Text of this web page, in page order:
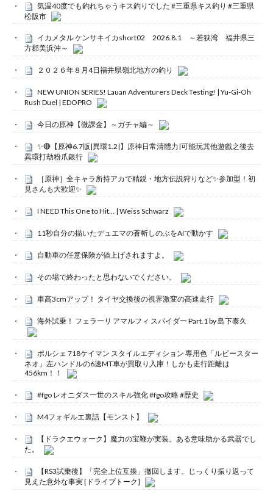
気温40度でも釣れちゃうキス釣りでした #三重県キス釣り #三重県
松阪市
イカメタル ケンサキイカshort02 2026.8.1 ～若狭湾 福井県三
方郡美浜沖～
２０２６年８月4日福井県嶺北地方の釣り
NEW UNION SERIES! Lauan Adventurers Deck Testing! | Yu-Gi-Oh
Rush Duel | EDOPRO
今日の原神【微課金】～ガチャ編～
✨🔴【原神6.7版|異環1.2|】原神日常清體力|可能玩其他遊戲之後去
異環打劫粉爪銀行
［原神］全キャラ所持アカで精鋭・地方伝説狩りなど✨参加型！初
見さんも大歓迎✨
I NEED This One to Hit… | Weiss Schwarz
11秒自分の描いたデュエマの蒼斬しのぶをAIで動かす
自動車の任意保険が値上げされますよ。
その場で終わったと思わないでください。
車高3cmアップ！ タイヤ交換後の視界激変の高速走行
海外試乗！ フェラーリ アマルフィ スパイダー Part.1 by 島下泰久
ポルシェ 718ケイマン スタイルエディション 専用色「ルビースター
ネオ」左ハンドルの6速MT車が買取り入庫！しかも走行距離は
456km！！
#fgo レオニダス一世のスキル強化 #fgo攻略 #歴史
M4フォギルエ裏話【モンスト】
【ドラクエウォーク】魔力の宝鞭が実装。ある意味助かる武器でし
た。
【RS3試乗後】「完全上位互換」撤回します。じっくり振り返って
見えた意外な事実 [ドライブトーク]